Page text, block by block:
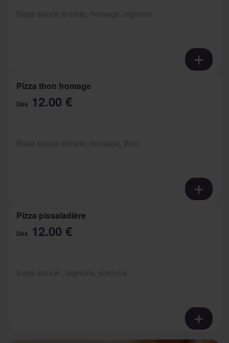
Pizza thon fromage
Dès 12.00 €
Pizza pissaladière
Dès 12.00 €